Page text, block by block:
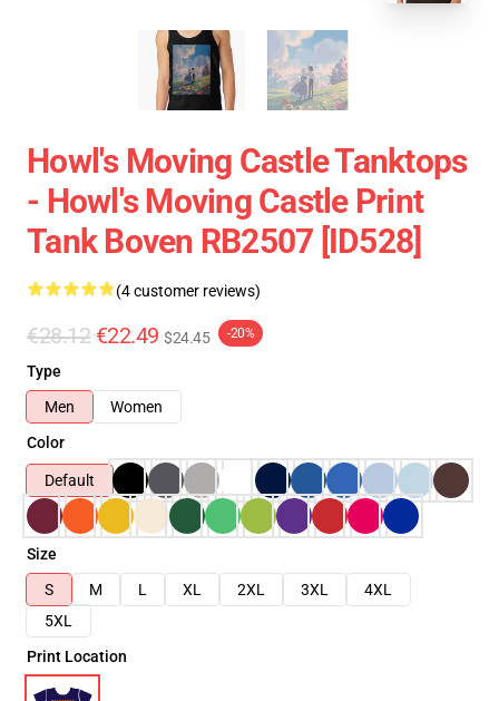
Howl's Moving Castle Tanktops
- Howl's Moving Castle Print
Tank Boven RB2507 [ID528]
(4 customer reviews)
€28.12 €22.49 $24.45 -20%
Type
Men
Women
Color
Default
Size
S
M L XL 2XL 3XL
4XL
5XL
Print Location